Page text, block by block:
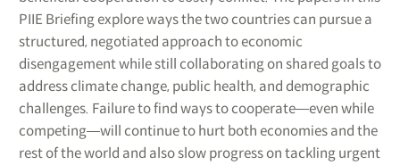
PIIE Briefing explore ways the two countries can pursue a
structured, negotiated approach to economic
disengagement while still collaborating on shared goals to
address climate change, public health, and demographic
challenges. Failure to find ways to cooperate―even while
competing―will continue to hurt both economies and the
rest of the world and also slow progress on tackling urgent